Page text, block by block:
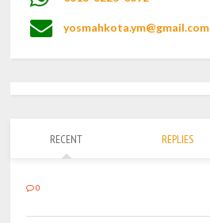
yosmahkota.ym@gmail.com
RECENT REPLIES
0